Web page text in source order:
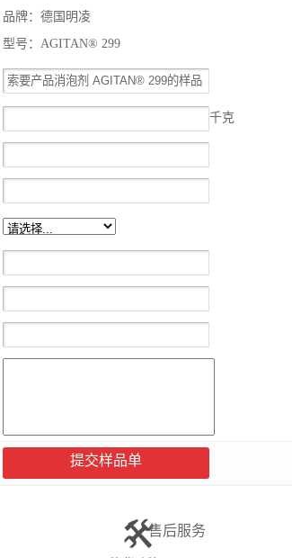
品牌：德国明凌
型号：AGITAN® 299
千克
提交样品单
售后服务